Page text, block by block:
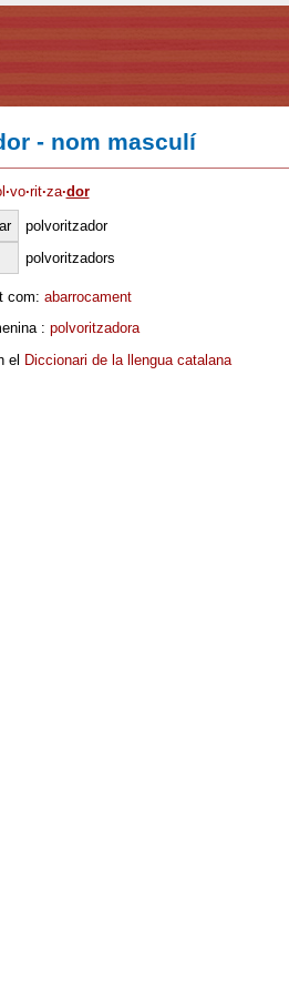
- nom masculí
·vo·rit·za·dor
polvoritzador
polvoritzadors
com: abarrocament
: polvoritzadora
el Diccionari de la llengua catalana